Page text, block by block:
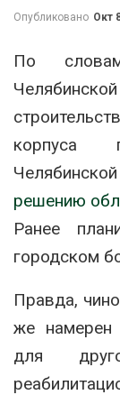
Опубликовано Окт
По словам
корпуса
решению
Ранее
городском
Правда,
же намерен
для